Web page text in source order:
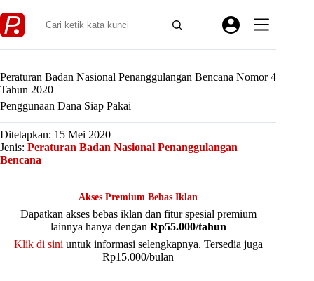
to
content
Peraturan Badan Nasional Penanggulangan Bencana Nomor 4
Tahun 2020
Penggunaan Dana Siap Pakai
Ditetapkan: 15 Mei 2020
Jenis: Peraturan Badan Nasional Penanggulangan
Bencana
Akses Premium Bebas Iklan
Dapatkan akses bebas iklan dan fitur spesial premium
lainnya hanya dengan Rp55.000/tahun
Klik di sini untuk informasi selengkapnya. Tersedia juga
Rp15.000/bulan